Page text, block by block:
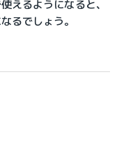
えるようになると、
るでしょう。